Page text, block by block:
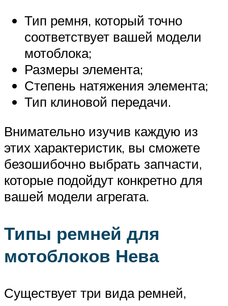
Тип ремня, который точно
соответствует вашей модели
мотоблока;
Размеры элемента;
Степень натяжения элемента;
Тип клиновой передачи.
Внимательно изучив каждую из
этих характеристик, вы сможете
безошибочно выбрать запчасти,
которые подойдут конкретно для
вашей модели агрегата.
Типы ремней для
мотоблоков Нева
Существует три вида ремней,